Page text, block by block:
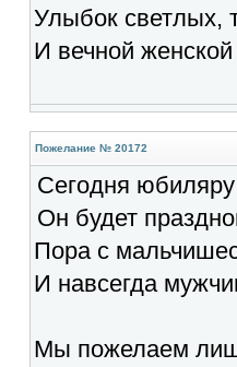
Улыбок светлых,
И вечной
Пожелание № 20172
Сегодня
Он будет
Пора с
И навсегда
Мы пожелаем